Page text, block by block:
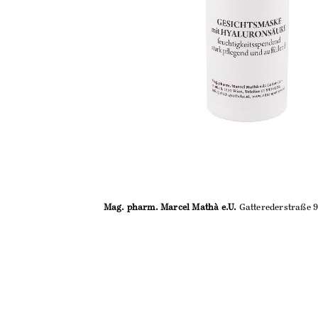
Mag. pharm. Marcel Mathà e.U. Gatterederstraße